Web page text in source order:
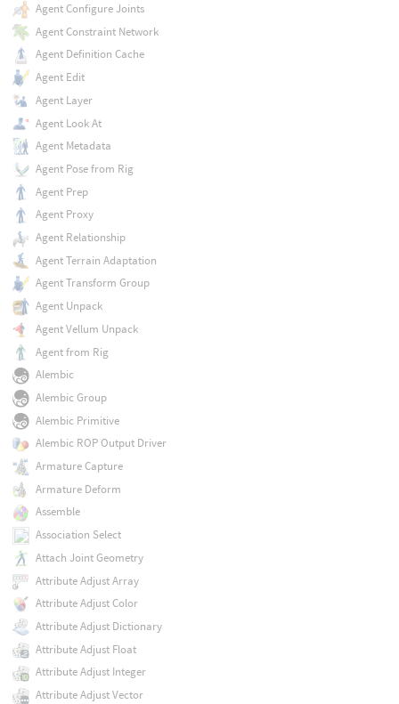
Agent Configure Joints
Agent Constraint Network
Agent Definition Cache
Agent Edit
Agent Layer
Agent Look At
Agent Metadata
Agent Pose from Rig
Agent Prep
Agent Proxy
Agent Relationship
Agent Terrain Adaptation
Agent Transform Group
Agent Unpack
Agent Vellum Unpack
Agent from Rig
Alembic
Alembic Group
Alembic Primitive
Alembic ROP Output Driver
Armature Capture
Armature Deform
Assemble
Association Select
Attach Joint Geometry
Attribute Adjust Array
Attribute Adjust Color
Attribute Adjust Dictionary
Attribute Adjust Float
Attribute Adjust Integer
Attribute Adjust Vector